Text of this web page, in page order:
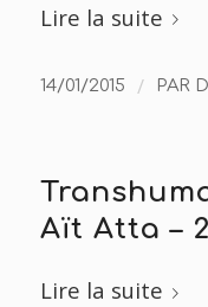
Lire la suite
14/01/2015 / PAR
Aït Atta –
Lire la suite